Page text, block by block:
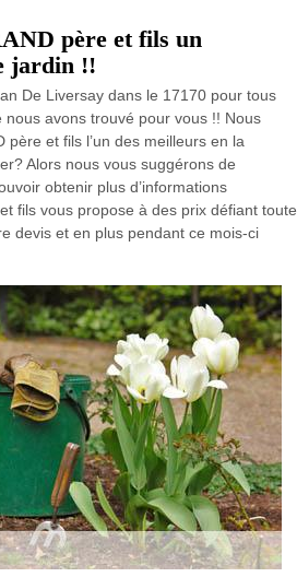
père et fils un
jardin !!
De Liversay dans le 17170 pour tous
avons trouvé pour vous !! Nous
et fils l’un des meilleurs en la
Alors nous vous suggérons de
obtenir plus d’informations
fils vous propose à des prix défiant toute
devis et en plus pendant ce mois-ci